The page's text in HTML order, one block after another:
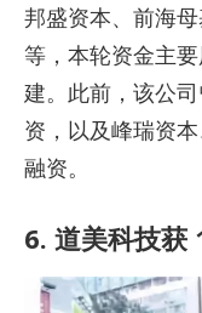
邦盛资本、前海
等，本轮资金主
建。此前，该公
资，以及峰瑞资
融资。
6. 道美科技获